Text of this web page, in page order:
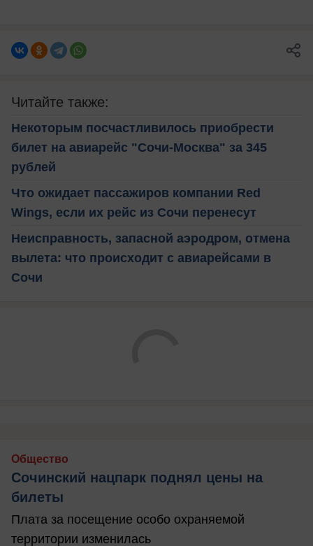
Читайте также:
Некоторым посчастливилось приобрести
билет на авиарейс "Сочи-Москва" за 345
рублей
Что ожидает пассажиров компании Red
Wings, если их рейс из Сочи перенесут
Неисправность, запасной аэродром, отмена
вылета: что происходит с авиарейсами в
Сочи
Общество
Сочинский нацпарк поднял цены на
билеты
Плата за посещение особо охраняемой
территории изменилась